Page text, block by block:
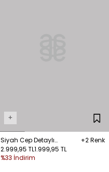
+
Siyah Cep Detaylı
Gabardin Pantolon
+2 Renk
2.999,95 TL1.999,95 TL
%33 İndirim